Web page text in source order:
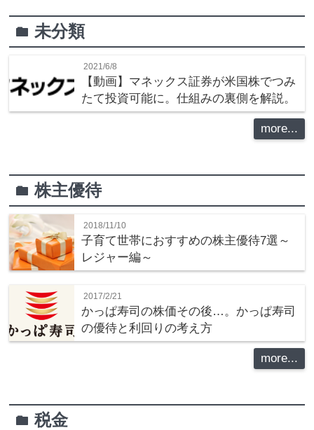
folder未分類
2021/6/8
【動画】マネックス証券が米国株でつみ
たて投資可能に。仕組みの裏側を解説。
more...
folder株主優待
2018/11/10
子育て世帯におすすめの株主優待7選～
レジャー編～
2017/2/21
かっぱ寿司の株価その後…。かっぱ寿司
の優待と利回りの考え方
more...
folder税金